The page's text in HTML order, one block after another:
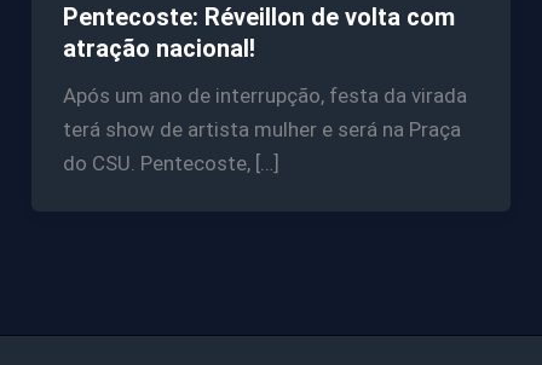
Pentecoste: Réveillon de volta com
atração nacional!
Após um ano de interrupção, festa da virada
terá show de artista mulher e será na Praça
do CSU. Pentecoste, […]